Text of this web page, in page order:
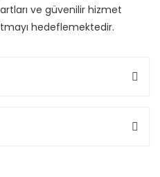
ve güvenilir hizmet
hedeflemektedir.